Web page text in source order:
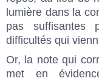
lumière dans la
pas suffisantes
difficultés qui
Or, la note qui
met en